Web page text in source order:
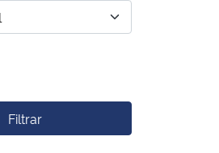
Filtrar